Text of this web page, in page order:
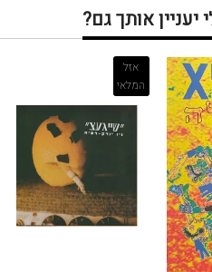
יעניין אותך גם?
אזל
המלאי